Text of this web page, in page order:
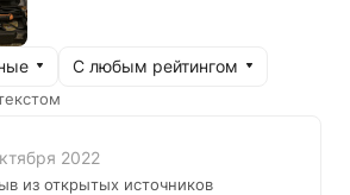
С любым рейтингом
2022
из открытых источников